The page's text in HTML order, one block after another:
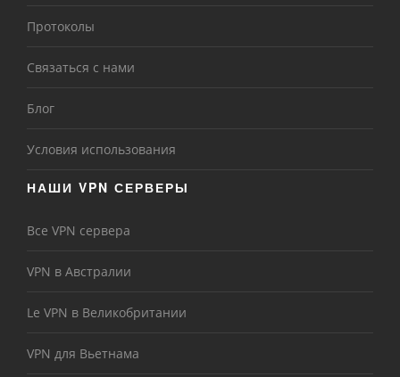
Протоколы
Связаться с нами
Блог
Условия использования
НАШИ VPN СЕРВЕРЫ
Все VPN сервера
VPN в Австралии
Le VPN в Великобритании
VPN для Вьетнама